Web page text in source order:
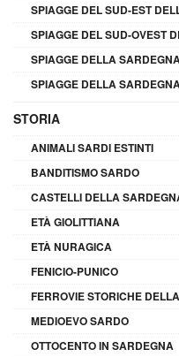
SPIAGGE DEL SUD-EST
SPIAGGE DEL SUD-OVEST
SPIAGGE DELLA
SPIAGGE DELLA
STORIA
ANIMALI SARDI ESTINTI
BANDITISMO SARDO
CASTELLI DELLA
ETÀ GIOLITTIANA
ETÀ NURAGICA
FENICIO-PUNICO
FERROVIE STORICHE
MEDIOEVO SARDO
OTTOCENTO IN SARDEGNA